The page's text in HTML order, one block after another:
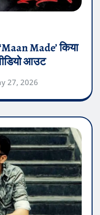
Made’ किया
आउट
27, 2026